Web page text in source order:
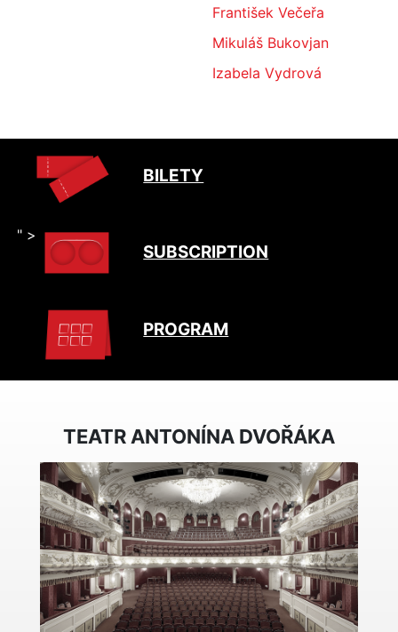
František Večeřa
Mikuláš Bukovjan
Izabela Vydrová
BILETY
" >
SUBSCRIPTION
PROGRAM
TEATR ANTONÍNA DVOŘÁKA